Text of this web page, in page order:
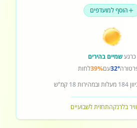
הוסף למועדפים
כרגעשמיים בהירים
32°עם39%לחות
184 מעלות ובמהירות18 קמ"ש
בלרנקהתחזית לשבועיים